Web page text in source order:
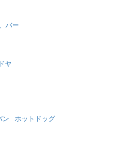
バー
ヤ
ン ホットドッグ